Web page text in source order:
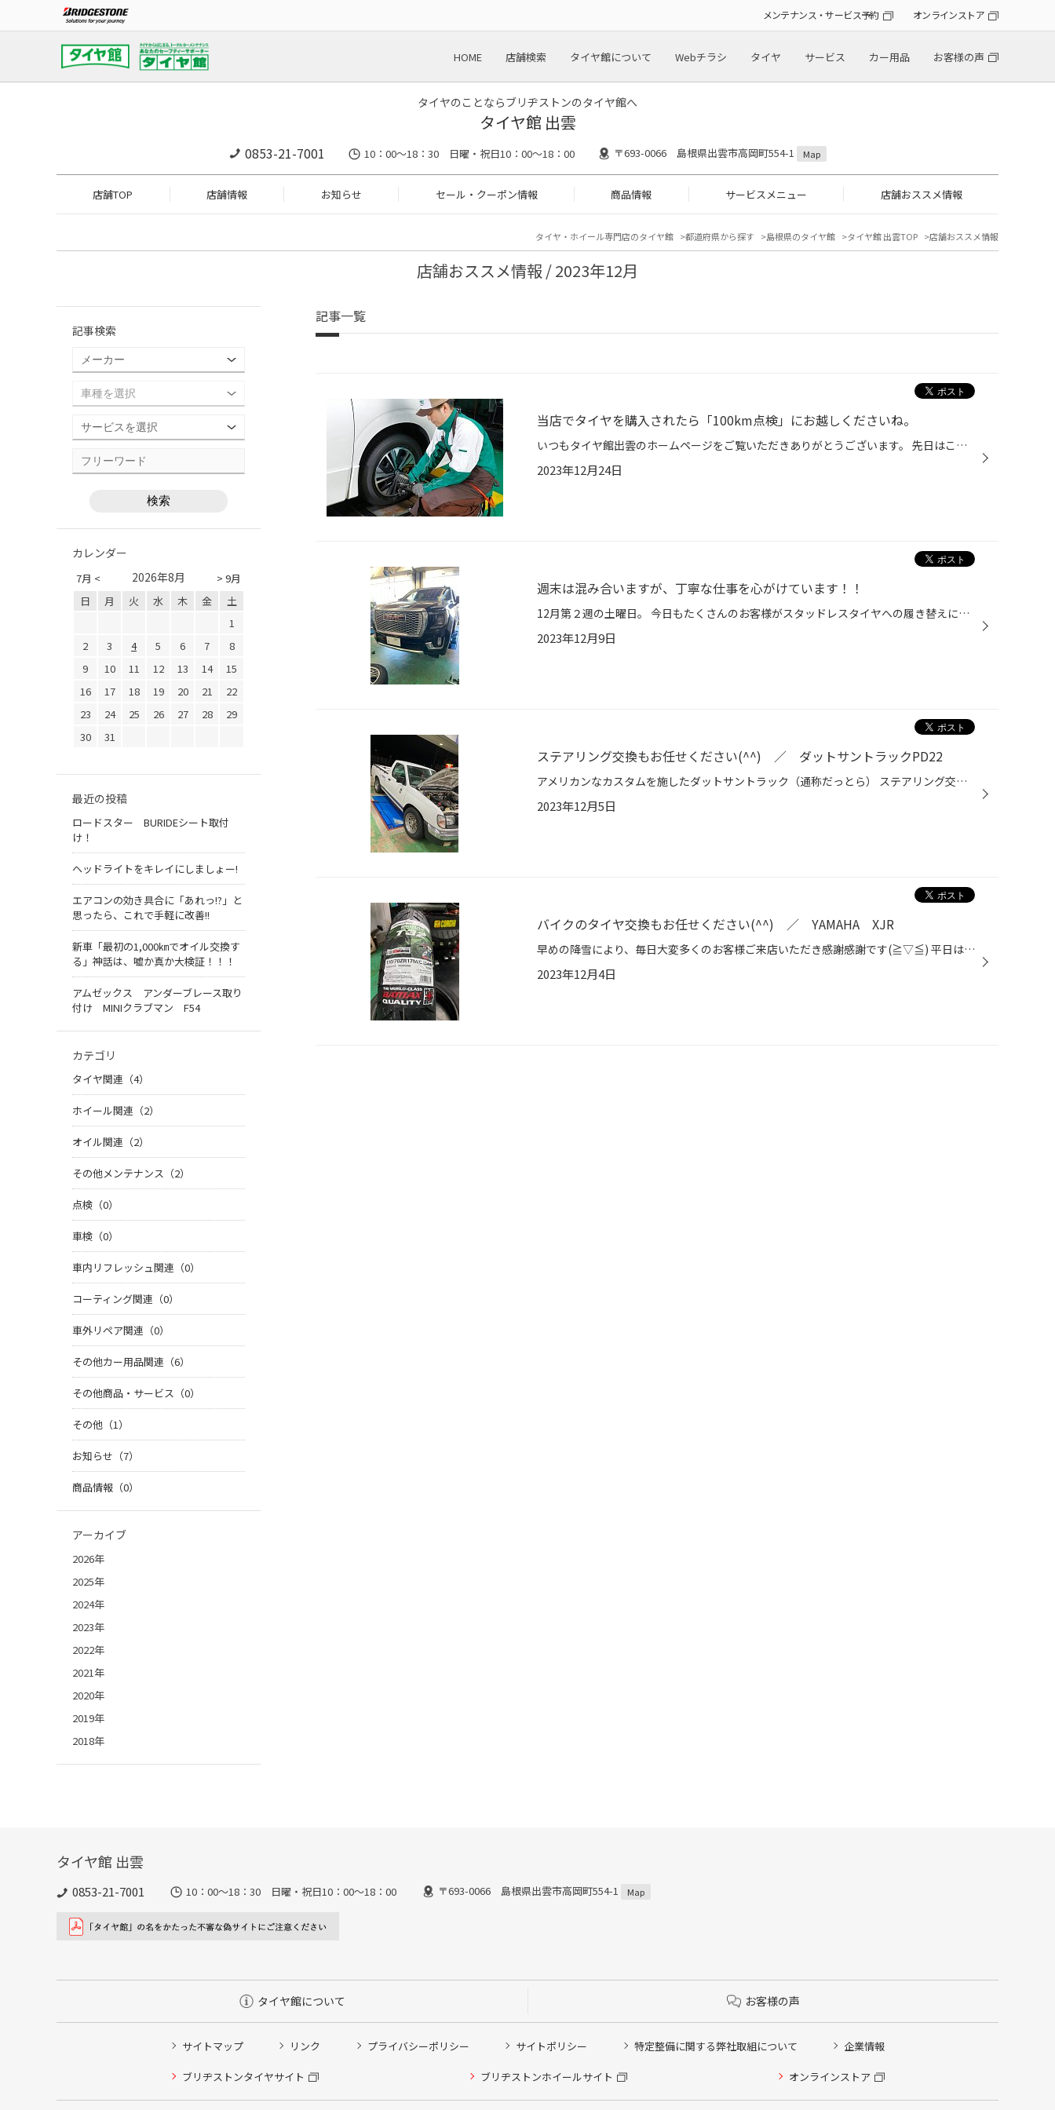
メンテナンス・サービス予約 オンラインストア
HOME 店舗検索 タイヤ館について Webチラシ タイヤ サービス カー用品 お客様の声
タイヤのことならブリヂストンのタイヤ館へ
タイヤ館 出雲
0853-21-7001 10：00～18：30 日曜・祝日10：00～18：00 〒693-0066 島根県出雲市高岡町554-1 Map
店舗TOP 店舗情報 お知らせ セール・クーポン情報 商品情報 サービスメニュー 店舗おススメ情報
タイヤ・ホイール専門店のタイヤ館 都道府県から探す 島根県のタイヤ館 タイヤ館 出雲TOP 店舗おススメ情報
店舗おススメ情報 / 2023年12月
記事一覧
当店でタイヤを購入されたら「100km点検」にお越しくださいね。
いつもタイヤ館出雲のホームページをご覧いただきありがとうございます。 先日はこの冬一番の寒波で道路も凍結してましたね^^; スタッドレスタイヤが古くて硬くなっていたりで、効かなかったというお客様が新品を購入された方もおられました。 当店はブリヂストンのタイヤ専門店ですのでたくさんの...
2023年12月24日
週末は混み合いますが、丁寧な仕事を心がけています！！
12月第２週の土曜日。 今日もたくさんのお客様がスタッドレスタイヤへの履き替えにご来店いただきました。 本当にありがとうございます(^^)v 今日は輸入車の来店が多かったように思います。 どんなに忙しくても手を抜かず、丁寧な作業、接客を心がけています。 GMのユーコンデナリ。 たいやデカい( ...
2023年12月9日
ステアリング交換もお任せください(^^) ／ ダットサントラックPD22
アメリカンなカスタムを施したダットサントラック（通称だっとら） ステアリング交換です！！ 純正ステアリング。 、、、、普通です、、、、、、 サクッと取り外し(^^)v パッケージングがカッコイイ世界のナルディ！！ 中身もかっちょいい(≧▽≦) 完成！！ 細身のステアリングでとっても握りやすい(^^...
2023年12月5日
バイクのタイヤ交換もお任せください(^^) ／ YAMAHA XJR
早めの降雪により、毎日大変多くのお客様ご来店いただき感謝感謝です(≧▽≦) 平日は少し落ち着いてきましたので、比較的短い待ち時間での作業が可能な状態です。 そんな中、、、 「タイヤ交換してくださいっっ！！」 とお越しいただいたのは、YAMAHAのXJR！ 通称「ぺけじぇー」 もともとはバイアスで...
2023年12月4日
記事検索
カレンダー
7月 < > 9月
2026年8月
日 月 火 水 木 金
土
1
2
3 4 5 6 7
8
9
10 11 12 13 14
15
16
17 18 19 20 21
22
23
24 25 26 27 28
29
30
31
最近の投稿
ロードスター BURIDEシート取付
け！
ヘッドライトをキレイにしましょー!
エアコンの効き具合に「あれっ!?」と
思ったら、これで手軽に改善!!
新車「最初の1,000㎞でオイル交換す
る」神話は、嘘か真か大検証！！！
アムゼックス アンダーブレース取り
付け MINIクラブマン F54
カテゴリ
タイヤ関連（4）
ホイール関連（2）
オイル関連（2）
その他メンテナンス（2）
点検（0）
車検（0）
車内リフレッシュ関連（0）
コーティング関連（0）
車外リペア関連（0）
その他カー用品関連（6）
その他商品・サービス（0）
その他（1）
お知らせ（7）
商品情報（0）
アーカイブ
2026年
2025年
2024年
2023年
2022年
2021年
2020年
2019年
2018年
タイヤ館 出雲
0853-21-7001 10：00～18：30 日曜・祝日10：00～18：00 〒693-0066 島根県出雲市高岡町554-1 Map
タイヤ館について お客様の声
サイトマップ リンク プライバシーポリシー サイトポリシー 特定整備に関する弊社取組について 企業情報
ブリヂストンタイヤサイト ブリヂストンホイールサイト オンラインストア